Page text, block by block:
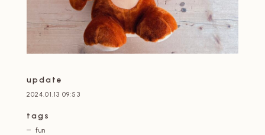
update
2024.01.13 09:53
tags
fun